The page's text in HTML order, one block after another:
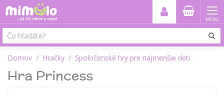
MENU
Domov Hračky Spoločenské hry pre najmenšie deti
Hra Princess